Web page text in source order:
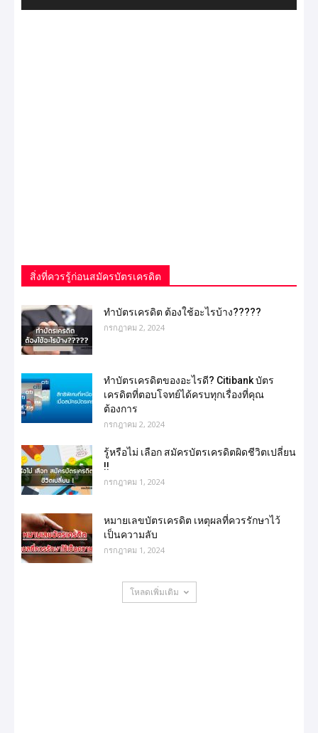
สิ่งที่ควรรู้ก่อนสมัครบัตรเครดิต
ทำบัตรเครดิต ต้องใช้อะไรบ้าง?????
กรกฎาคม 2, 2024
ทำบัตรเครดิตของอะไรดี? Citibank บัตร
เครดิตที่ตอบโจทย์ได้ครบทุกเรื่องที่คุณ
ต้องการ
กรกฎาคม 2, 2024
รู้หรือไม่ เลือก สมัครบัตรเครดิตผิดชีวิตเปลี่ยน
!!
กรกฎาคม 1, 2024
หมายเลขบัตรเครดิต เหตุผลที่ควรรักษาไว้
เป็นความลับ
กรกฎาคม 1, 2024
โหลดเพิ่มเติม